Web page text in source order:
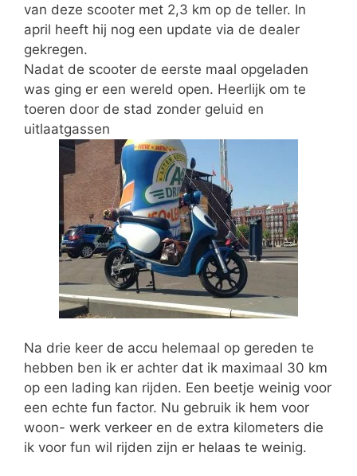
van deze scooter met 2,3 km op de teller. In
april heeft hij nog een update via de dealer
gekregen.
Nadat de scooter de eerste maal opgeladen
was ging er een wereld open. Heerlijk om te
toeren door de stad zonder geluid en
uitlaatgassen
Na drie keer de accu helemaal op gereden te
hebben ben ik er achter dat ik maximaal 30 km
op een lading kan rijden. Een beetje weinig voor
een echte fun factor. Nu gebruik ik hem voor
woon- werk verkeer en de extra kilometers die
ik voor fun wil rijden zijn er helaas te weinig.